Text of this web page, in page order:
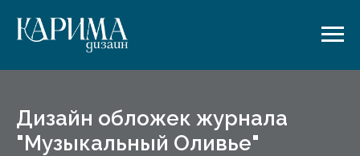
Дизайн обложек журнала
"Музыкальный Оливье"